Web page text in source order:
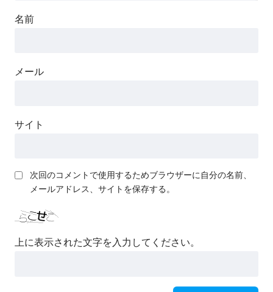
名前
メール
サイト
次回のコメントで使用するためブラウザーに自分の名前、
メールアドレス、サイトを保存する。
上に表示された文字を入力してください。